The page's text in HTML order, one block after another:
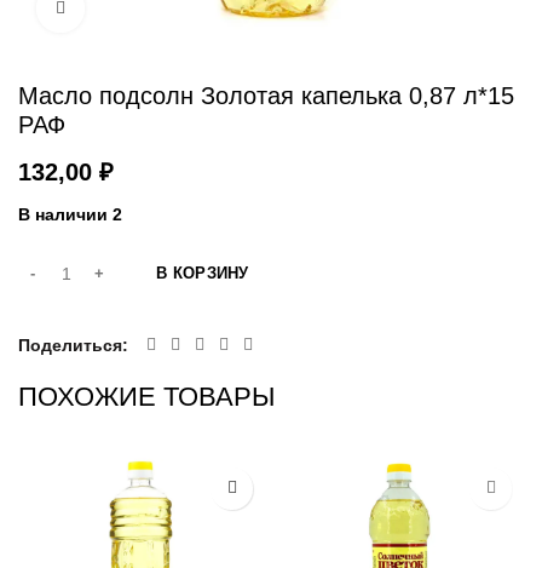
Масло подсолн Золотая капелька 0,87 л*15
РАФ
₽
В наличии 2
В КОРЗИНУ
Поделиться
ПОХОЖИЕ ТОВАРЫ